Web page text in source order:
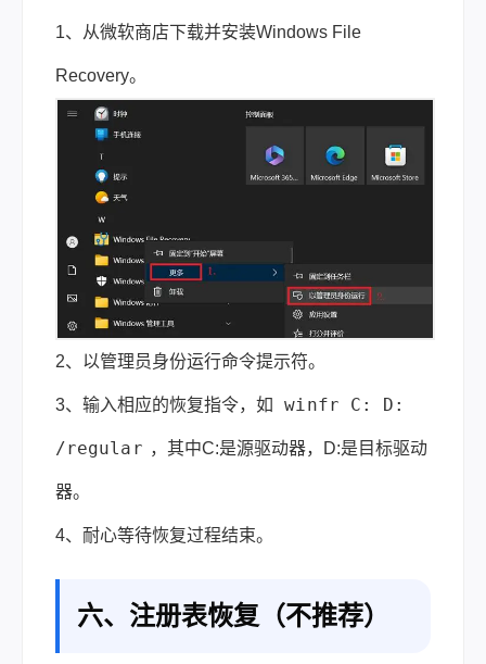
1、从微软商店下载并安装Windows File
Recovery。
2、以管理员身份运行命令提示符。
3、输入相应的恢复指令，如 winfr C: D:
/regular ，其中C:是源驱动器，D:是目标驱动
器。
4、耐心等待恢复过程结束。
六、注册表恢复（不推荐）